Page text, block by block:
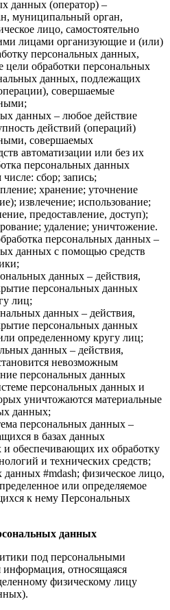
данных (оператор) –
муниципальный орган,
лицо, самостоятельно
лицами организующие и (или)
персональных данных,
цели обработки персональных
данных, подлежащих
совершаемые
данных – любое действие
действий (операций)
совершаемых
автоматизации или без их
персональных данных
сбор; запись;
хранение; уточнение
извлечение; использование;
предоставление, доступ);
удаление; уничтожение.
персональных данных –
данных с помощью средств
данных – действия,
персональных данных
лиц;
данных – действия,
персональных данных
определенному кругу лиц;
данных – действия,
невозможным
персональных данных
персональных данных и
уничтожаются материальные
данных;
персональных данных –
в базах данных
обеспечивающих их обработку
и технических средств;
данных #mdash; физическое лицо,
или определяемое
к нему Персональных
данных
под персональными
относящаяся
физическому лицу